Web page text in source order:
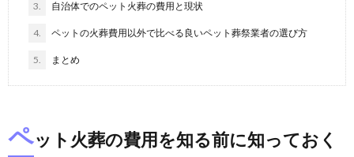
3. 自治体でのペット火葬の費用と現状
4. ペットの火葬費用以外で比べる良いペット葬祭業者の選び方
5. まとめ
ペット火葬の費用を知る前に知っておく